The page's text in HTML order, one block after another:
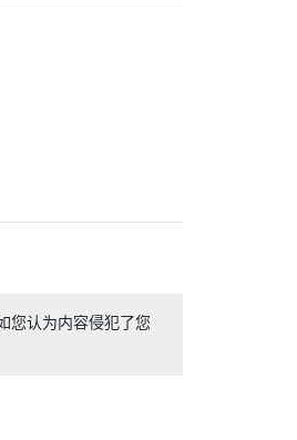
您认为内容侵犯了您